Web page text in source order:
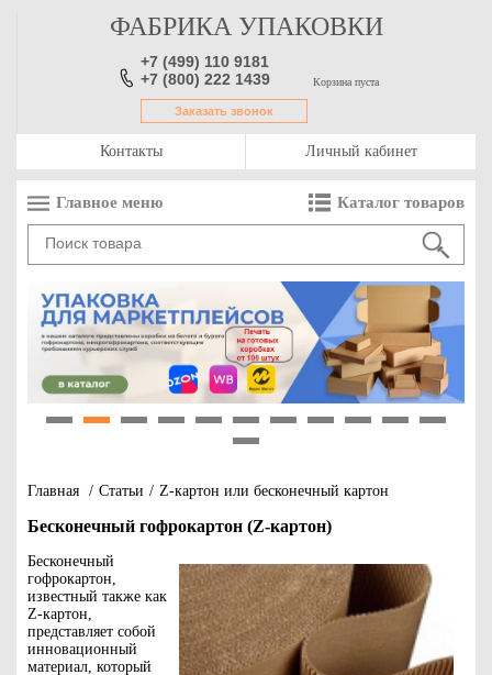
ФАБРИКА УПАКОВКИ
+7 (499) 110 9181
+7 (800) 222 1439
Заказать звонок
Корзина пуста
Контакты Личный кабинет
Главное меню Каталог товаров
Главная / Статьи / Z-картон или бесконечный картон
Бесконечный гофрокартон (Z-картон)
Бесконечный
гофрокартон,
известный также как
Z-картон,
представляет собой
инновационный
материал, который